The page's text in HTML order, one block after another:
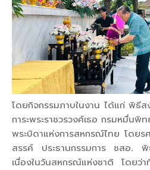
โดยกิจกรรมภาบในงาน ได้แก่ พิธี
การะพระราชวรวงศ์เธอ กรมหมื่น
พระบิดาแห่งการสหกรณ์ไทย โดย
สรรค์ ประธานกรรมการ ชสอ. พิ
เนื่องในวันสหกรณ์แห่งชาติ โดย